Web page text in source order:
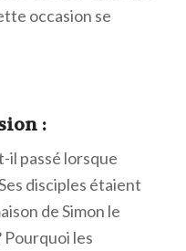
occasion se
:
il passé lorsque
disciples étaient
de Simon le
Pourquoi les